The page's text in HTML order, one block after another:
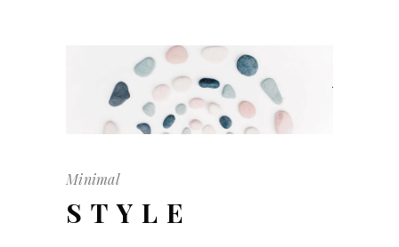
Minimal
STYLE